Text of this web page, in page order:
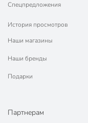
Спецпредложения
История просмотров
Наши магазины
Наши бренды
Подарки
Партнерам